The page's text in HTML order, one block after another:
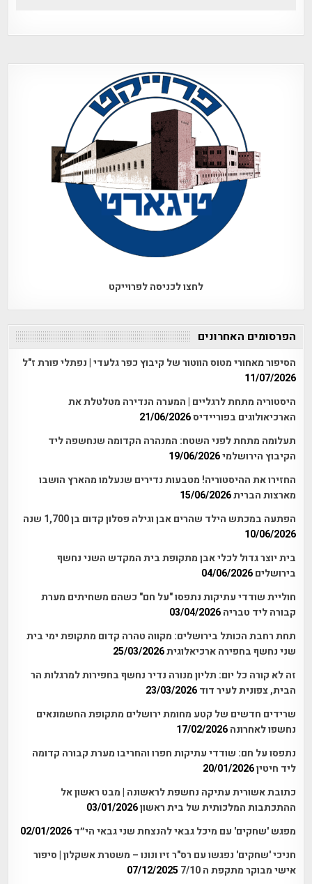
לחצו לכניסה לפרוייקט
הפרסומים האחרונים
הסיפור מאחורי מטוס הווטור של קיבוץ כפר גלעדי | נפתלי פורת ז"ל
11/07/2026
היסטוריה מתחת לרגליים | המערה הנדירה מטלטלת את
הארכיאולוגים בפוריידיס21/06/2026
תעלומה מתחת לפני השטח: המנהרה הקדומה שנחשפה ליד
הקיבוץ הירושלמי19/06/2026
החזירו את ההיסטוריה! מטבעות נדירים שנעלמו מהארץ הושבו
מארצות הברית15/06/2026
הפתעה במכתש הילד שהרים אבן וגילה פסלון קדום בן 1,700 שנה
10/06/2026
בית יוצר גדול לכלי אבן מתקופת בית המקדש השני נחשף
בירושלים 04/06/2026
חוליית שודדי עתיקות נתפסו "על חם" כשהם משחיתים מערת
קבורה ליד טבריה 03/04/2026
תחת רחבת הכותל בירושלים: מקווה טהרה קדום מתקופת ימי בית
שני נחשף בחפירה ארכיאלוגית25/03/2026
זה לא קורה כל יום: תליון מנורה נדיר נחשף בחפירות למרגלות הר
הבית, צפונית לעיר דוד 23/03/2026
שרידים חדשים של קטע מחומת ירושלים מתקופת החשמונאים
נחשפו לאחרונה 17/02/2026
נתפסו על חם: שודדי עתיקות חפרו והחריבו מערת קבורה קדומה
ליד חיטין20/01/2026
כתובת אשורית עתיקה נחשפת לראשונה | מבט ראשון אל
ההתכתבות המלכותית של בית ראשון03/01/2026
מפגש 'שחקים' עם מיכל גבאי להנצחת שני גבאי הי״ד 02/01/2026
חניכי 'שחקים' נפגשו עם רס"ר זיו ונונו – משטרת אשקלון | סיפור
אישי מבוקר מתקפת ה 7/10
07/12/2025